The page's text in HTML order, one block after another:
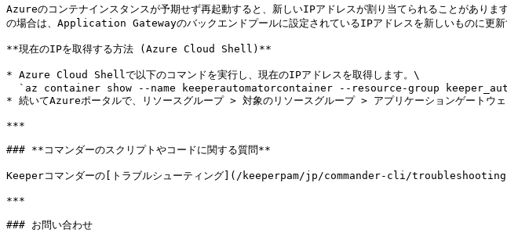
Azureのコンテナインスタンスが予期せず再起動すると、新しいIPアドレスが割り当てられることが
の場合は、Application Gatewayのバックエンドプールに設定されているIPアドレスを新しいものに更新
**現在のIPを取得する方法 (Azure Cloud Shell)**
* Azure Cloud Shellで以下のコマンドを実行し、現在のIPアドレスを取得します。\
* 続いてAzureポータルで、リソースグループ > 対象のリソースグループ > アプリケーションゲート
***
### **コマンダーのスクリプトやコードに関する質問**
Keeperコマンダーの[トラブルシューティング](/keeperpam/jp/commander-cli/troubleshooting-
***
### お問い合わせ